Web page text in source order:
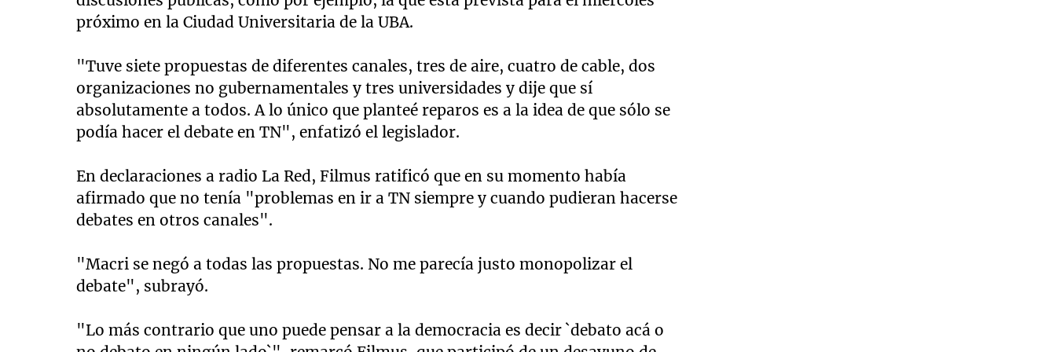
próximo en la Ciudad Universitaria de la UBA.
"Tuve siete propuestas de diferentes canales, tres de aire, cuatro de cable, dos
organizaciones no gubernamentales y tres universidades y dije que sí
absolutamente a todos. A lo único que planteé reparos es a la idea de que sólo se
podía hacer el debate en TN", enfatizó el legislador.
En declaraciones a radio La Red, Filmus ratificó que en su momento había
afirmado que no tenía "problemas en ir a TN siempre y cuando pudieran hacerse
debates en otros canales".
"Macri se negó a todas las propuestas. No me parecía justo monopolizar el
debate", subrayó.
"Lo más contrario que uno puede pensar a la democracia es decir `debato acá o